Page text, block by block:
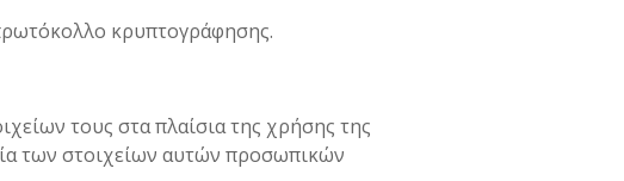
κρυπτογράφησης.
τους στα πλαίσια της χρήσης της
των στοιχείων αυτών προσωπικών